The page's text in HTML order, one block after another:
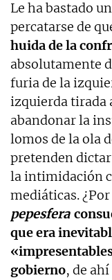
Le ha bastado
percatarse de
huida de la
absolutamente
furia de la
izquierda tirada
abandonar la
lomos de la ola
pretenden
la intimidación
mediáticas.
pepesfera
que era
gobierno, de